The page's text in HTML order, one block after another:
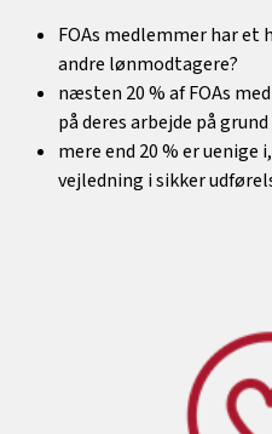
FOAs medlemmer har et
andre lønmodtagere?
næsten 20 % af FOAs
på deres arbejde på
mere end 20 % er uenige
vejledning i sikker